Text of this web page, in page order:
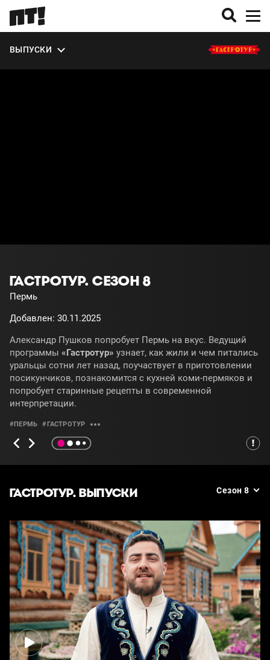
ВЫПУСКИ
О СЕЗОНЕ
ГАСТРОТУР. СЕЗОН 8
Пермь
Добавлен: 30.11.2025
Александр Пушков попробует Пермь на вкус. Ведущий
программы «Гастротур» узнает, как жили и чем питались
уральцы сотни лет назад, поучаствует в приготовлении
посикунчиков, познакомится с кухней коми-пермяков и
попробует старинные рецепты в современной
интерпретации.
#ПЕРМЬ #ГАСТРОТУР
ГАСТРОТУР. ВЫПУСКИ Сезон 8